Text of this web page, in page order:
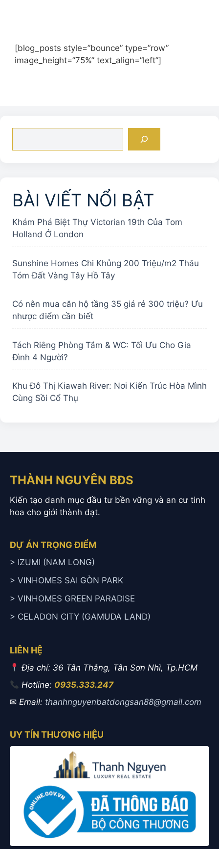
[blog_posts style=”bounce” type=”row”
image_height=”75%” text_align=”left”]
BÀI VIẾT NỔI BẬT
Khám Phá Biệt Thự Victorian 19th Của Tom
Holland Ở London
Sunshine Homes Chi Khủng 200 Triệu/m2 Thâu
Tóm Đất Vàng Tây Hồ Tây
Có nên mua căn hộ tầng 35 giá rẻ 300 triệu? Ưu
nhược điểm cần biết
Tách Riêng Phòng Tắm & WC: Tối Ưu Cho Gia
Đình 4 Người?
Khu Đô Thị Kiawah River: Nơi Kiến Trúc Hòa Mình
Cùng Sồi Cổ Thụ
THÀNH NGUYÊN BĐS
Kiến tạo danh mục đầu tư bền vững và an cư tinh
hoa cho giới thành đạt.
DỰ ÁN TRỌNG ĐIỂM
> IZUMI (NAM LONG)
> VINHOMES SAI GÒN PARK
> VINHOMES GREEN PARADISE
> CELADON CITY (GAMUDA LAND)
LIÊN HỆ
Địa chỉ: 36 Tân Thắng, Tân Sơn Nhì, Tp.HCM
Hotline: 0935.333.247
✉ Email: thanhnguyenbatdongsan88@gmail.com
UY TÍN THƯƠNG HIỆU